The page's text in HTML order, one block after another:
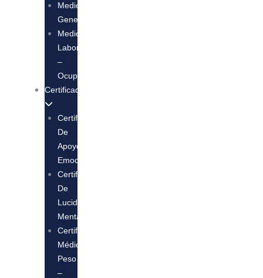
Medicina
General
Medicina
Laboral
–
Ocupacional
Certificados
Certificado
De
Apoyo
Emocional
Certificado
De
Lucidez
Mental
Certificado
Médico
Peso
–